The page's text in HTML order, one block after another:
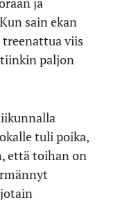
sain ekan
viis
paljon
tuli poika,
että toihan on